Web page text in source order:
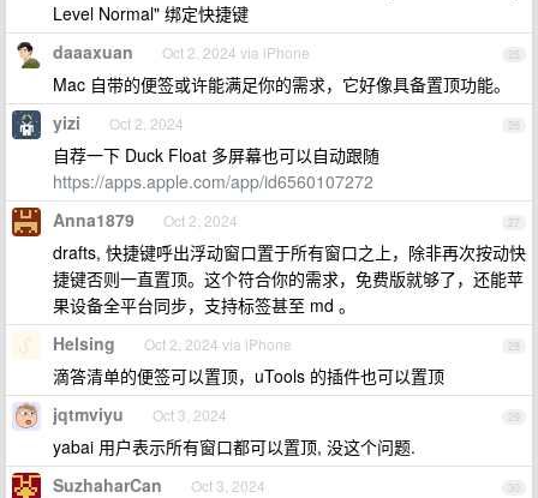
Level Normal" 绑定快捷键
25
daaaxuan Oct 2, 2024 via iPhone
Mac 自带的便签或许能满足你的需求，它好像具备置顶功能。
26
yizi Oct 2, 2024
自荐一下 Duck Float 多屏幕也可以自动跟随
https://apps.apple.com/app/id6560107272
27
Anna1879 Oct 2, 2024
drafts, 快捷键呼出浮动窗口置于所有窗口之上，除非再次按动快
捷键否则一直置顶。这个符合你的需求，免费版就够了，还能苹
果设备全平台同步，支持标签甚至 md 。
28
Helsing Oct 2, 2024 via iPhone
滴答清单的便签可以置顶，uTools 的插件也可以置顶
29
jqtmviyu Oct 3, 2024
yabai 用户表示所有窗口都可以置顶, 没这个问题.
30
SuzhaharCan Oct 3, 2024